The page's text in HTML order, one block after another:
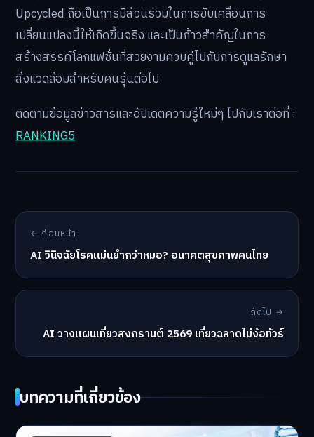
Upcycled ถือเป็นการมีส่วนร่วมในการขับเคลื่อนการ
เปลี่ยนแปลงนี้ให้เกิดขึ้นจริง และเป็นก้าวสำคัญในการ
สร้างสรรค์โลกแฟชั่นที่สวยงามควบคู่ไปกับการดูแลรักษา
สิ่งแวดล้อมสำหรับคนรุ่นต่อไป
ติดตามข้อมูลข่าวสารและอัปเดตความรู้ใหม่ๆ ไปกับเราต่อที่ :
RANKING5
← ก่อนหน้า
AI วินิจฉัยโรคแม่นยำกว่าหมอ? อนาคตสุขภาพคนไทย
ถัดไป →
AI วางแผนเที่ยวสงกรานต์ 2569 เที่ยวฉลาดไม่ง้อทัวร์
บทความที่เกี่ยวข้อง